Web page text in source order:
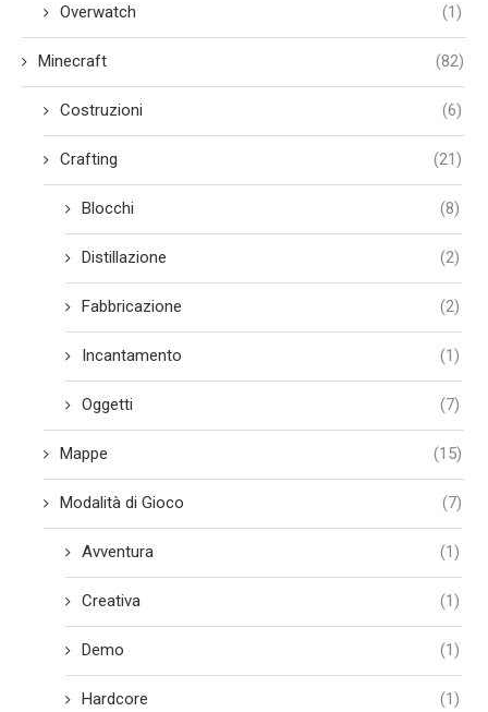
Overwatch (1)
Minecraft (82)
Costruzioni (6)
Crafting (21)
Blocchi (8)
Distillazione (2)
Fabbricazione (2)
Incantamento (1)
Oggetti (7)
Mappe (15)
Modalità di Gioco (7)
Avventura (1)
Creativa (1)
Demo (1)
Hardcore (1)